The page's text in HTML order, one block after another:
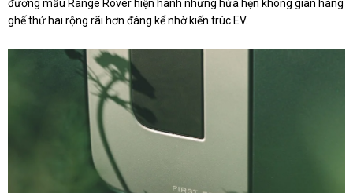
đương mẫu Range Rover hiện hành nhưng hứa hẹn không gian hàng
ghế thứ hai rộng rãi hơn đáng kể nhờ kiến trúc EV.